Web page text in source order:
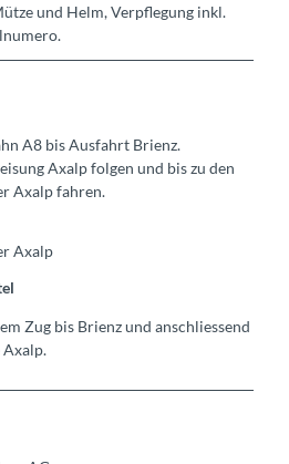
und Helm, Verpflegung inkl.
A8 bis Ausfahrt Brienz.
Axalp folgen und bis zu den
Axalp fahren.
Axalp
Zug bis Brienz und anschliessend
Axalp.